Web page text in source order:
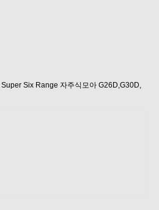
Super Six Range 자주식모아 G26D,G30D,